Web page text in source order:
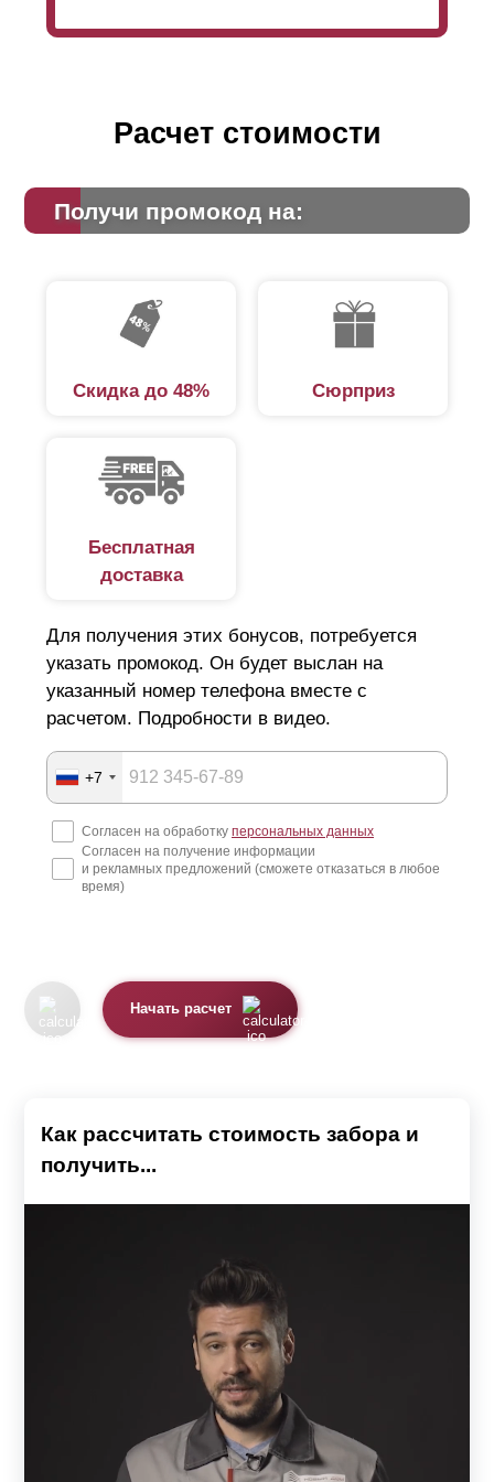
Расчет стоимости
Получи промокод на:
Скидка до 48% Сюрприз
Бесплатная
доставка
Для получения этих бонусов, потребуется
указать промокод. Он будет выслан на
указанный номер телефона вместе с
расчетом. Подробности в видео.
+7
Согласен на обработку персональных данных
Согласен на получение информации
и рекламных предложений (сможете отказаться в любое
время)
Начать расчет
Как рассчитать стоимость забора и
получить...